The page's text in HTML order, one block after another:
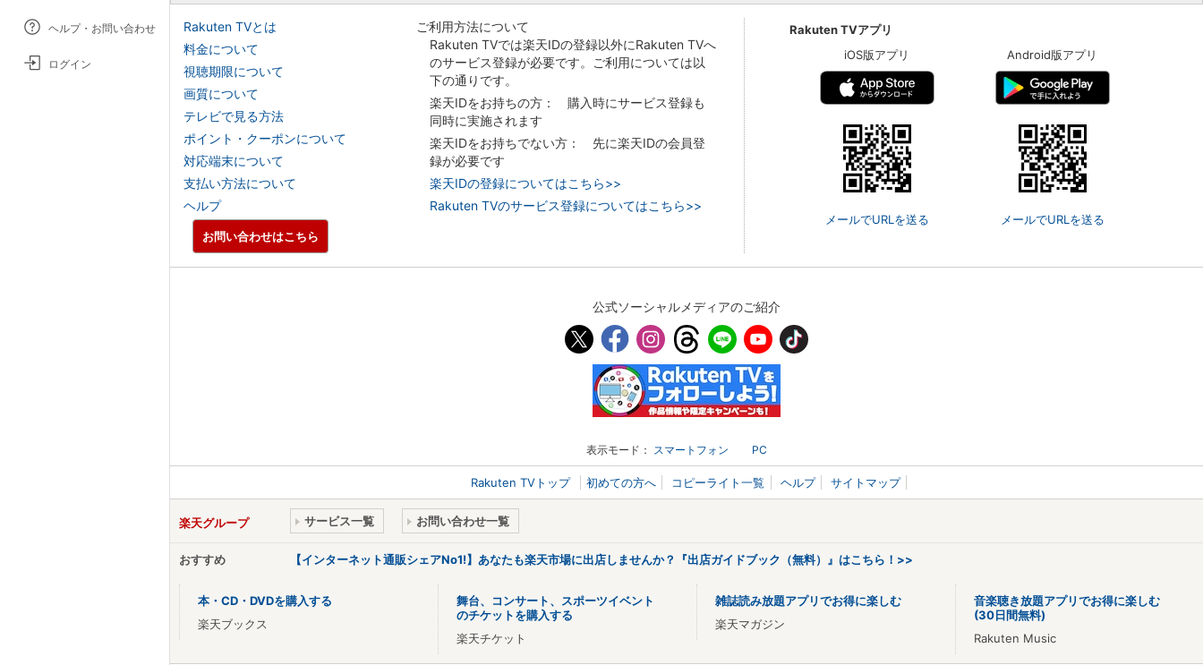
ヘルプ・お問い合わせ
ログイン
Rakuten TVとは
料金について
視聴期限について
画質について
テレビで見る方法
ポイント・クーポンについて
対応端末について
支払い方法について
ヘルプ
ご利用方法について
Rakuten TVでは楽天IDの登録以外にRakuten TVへ
のサービス登録が必要です。ご利用については以
下の通りです。
楽天IDをお持ちの方： 購入時にサービス登録も
同時に実施されます
楽天IDをお持ちでない方： 先に楽天IDの会員登
録が必要です
楽天IDの登録についてはこちら>>
Rakuten TVのサービス登録についてはこちら>>
Rakuten TVアプリ
iOS版アプリ
メールでURLを送る
Android版アプリ
メールでURLを送る
お問い合わせはこちら
公式ソーシャルメディアのご紹介
表示モード： スマートフォン PC
Rakuten TVトップ 初めての方へ コピーライト一覧 ヘルプ サイトマップ
楽天グループ サービス一覧 お問い合わせ一覧
おすすめ 【インターネット通販シェアNo1!】あなたも楽天市場に出店しませんか？『出店ガイドブック（無料）』はこちら！>>
本・CD・DVDを購入する
楽天ブックス
舞台、コンサート、スポーツイベント
のチケットを購入する
楽天チケット
雑誌読み放題アプリでお得に楽しむ
楽天マガジン
音楽聴き放題アプリでお得に楽しむ
(30日間無料)
Rakuten Music